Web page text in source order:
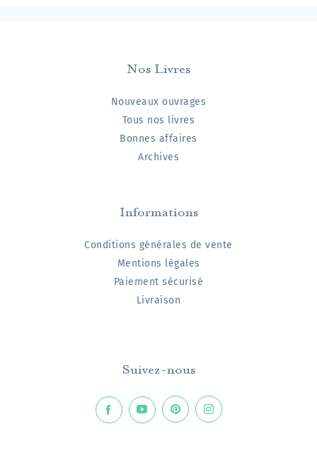
Nos Livres
Nouveaux ouvrages
Tous nos livres
Bonnes affaires
Archives
Informations
Conditions générales de vente
Mentions légales
Paiement sécurisé
Livraison
Suivez-nous